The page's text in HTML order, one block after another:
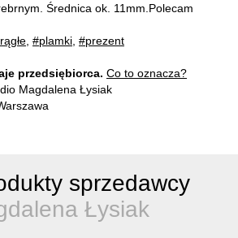
Średnica ok. 11mm.Polecam
#plamki #prezent
przedsiębiorca. Co to oznacza?
Magdalena Łysiak
sprzedawcy
Łysiak